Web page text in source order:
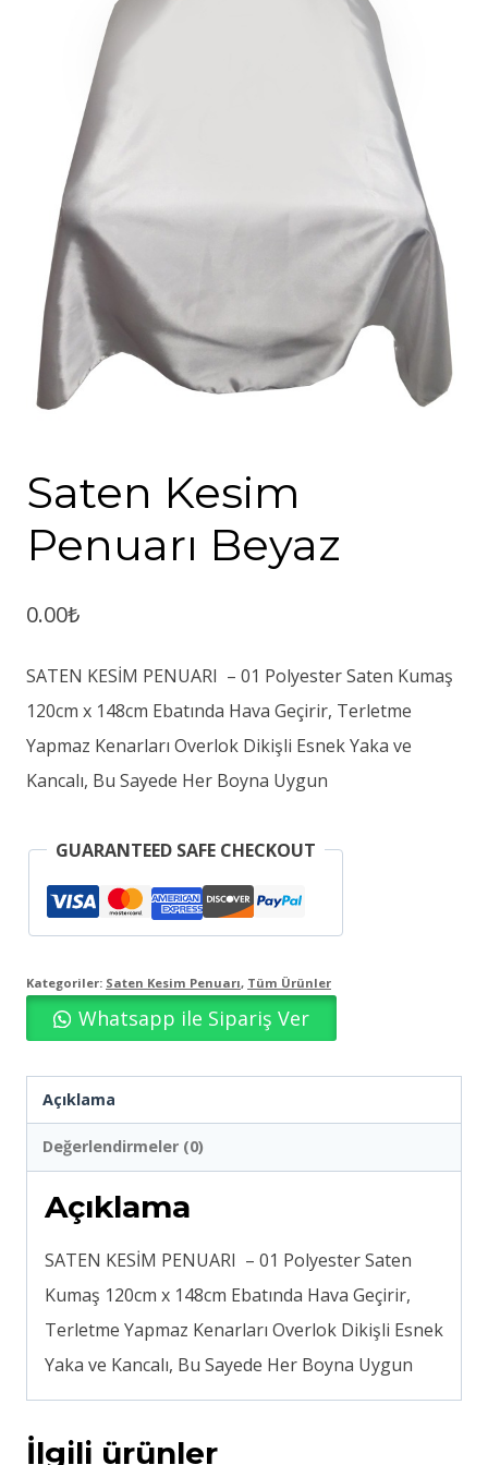
Saten Kesim
Penuarı Beyaz
0.00₺
SATEN KESİM PENUARI – 01 Polyester Saten Kumaş
120cm x 148cm Ebatında Hava Geçirir, Terletme
Yapmaz Kenarları Overlok Dikişli Esnek Yaka ve
Kancalı, Bu Sayede Her Boyna Uygun
GUARANTEED SAFE CHECKOUT
Kategoriler: Saten Kesim Penuarı, Tüm Ürünler
Whatsapp ile Sipariş Ver
Açıklama
Değerlendirmeler (0)
Açıklama
SATEN KESİM PENUARI – 01 Polyester Saten
Kumaş 120cm x 148cm Ebatında Hava Geçirir,
Terletme Yapmaz Kenarları Overlok Dikişli Esnek
Yaka ve Kancalı, Bu Sayede Her Boyna Uygun
İlgili ürünler